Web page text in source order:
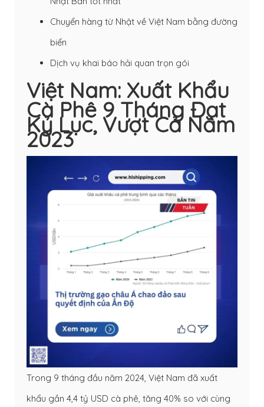
Chuyển hàng từ Nhật về Việt Nam bằng đường
biển
Dịch vụ khai báo hải quan trọn gói
Việt Nam: Xuất Khẩu
Cà Phê 9 Tháng Đạt
Kỷ Lục, Vượt Cả Năm
2023
Trong 9 tháng đầu năm 2024, Việt Nam đã xuất
khẩu gần 4,4 tỷ USD cà phê, tăng 40% so với cùng